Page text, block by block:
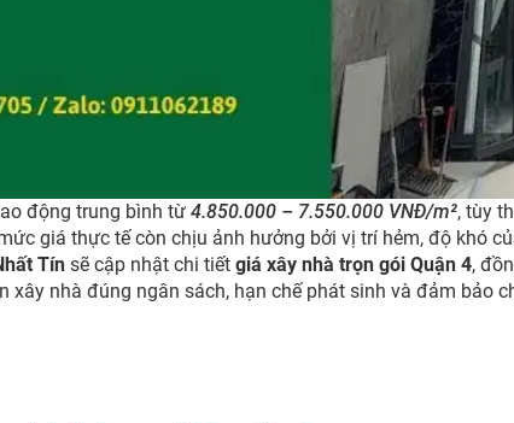
động trung bình từ 4.850.000 – 7.550.000 VNĐ/m², tùy
giá thực tế còn chịu ảnh hưởng bởi vị trí hẻm, độ khó
Tín sẽ cập nhật chi tiết giá xây nhà trọn gói Quận 4,
xây nhà đúng ngân sách, hạn chế phát sinh và đảm bảo